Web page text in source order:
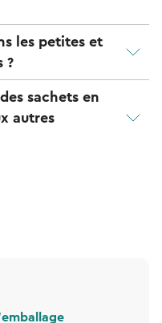
les petites et
?
sachets en
autres